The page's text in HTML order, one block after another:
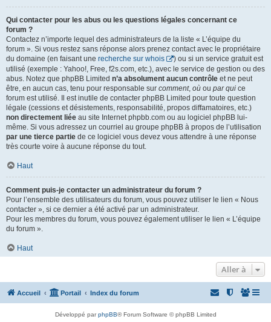
Qui contacter pour les abus ou les questions légales concernant ce
forum ?
Contactez n’importe lequel des administrateurs de la liste « L’équipe du
forum ». Si vous restez sans réponse alors prenez contact avec le propriétaire
du domaine (en faisant une recherche sur whois
) ou si un service gratuit est
utilisé (exemple : Yahoo!, Free, f2s.com, etc.), avec le service de gestion ou des
abus. Notez que phpBB Limited n’a absolument aucun contrôle et ne peut
être, en aucun cas, tenu pour responsable sur comment, où ou par qui ce
forum est utilisé. Il est inutile de contacter phpBB Limited pour toute question
légale (cessions et désistements, responsabilité, propos diffamatoires, etc.)
non directement liée au site Internet phpbb.com ou au logiciel phpBB lui-
même. Si vous adressez un courriel au groupe phpBB à propos de l’utilisation
par une tierce partie de ce logiciel vous devez vous attendre à une réponse
très courte voire à aucune réponse du tout.
Haut
Comment puis-je contacter un administrateur du forum ?
Pour l’ensemble des utilisateurs du forum, vous pouvez utiliser le lien « Nous
contacter », si ce dernier a été activé par un administrateur.
Pour les membres du forum, vous pouvez également utiliser le lien « L’équipe
du forum ».
Haut
Aller à
Accueil Portail Index du forum
Développé parphpBB® Forum Software © phpBB Limited